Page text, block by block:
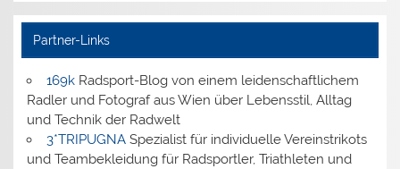
Partner-Links
169kRadsport-Blog von einem leidenschaftlichem
Radler und Fotograf aus Wien über Lebensstil, Alltag
und Technik der Radwelt
3*TRIPUGNASpezialist für individuelle Vereinstrikots
und Teambekleidung für Radsportler, Triathleten und